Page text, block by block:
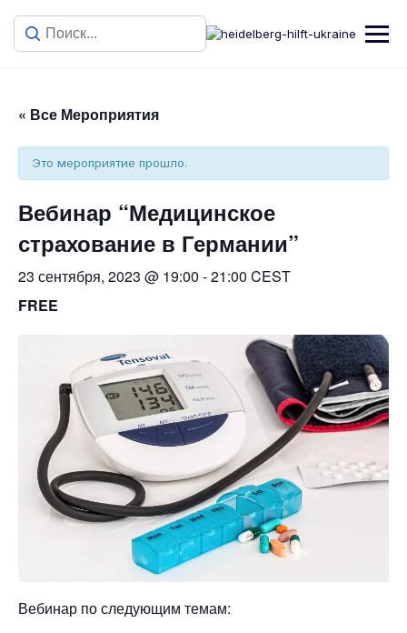
« Все Мероприятия
Это мероприятие прошло.
Вебинар “Медицинское
страхование в Германии”
23 сентября, 2023 @ 19:00 -21:00 CEST
FREE
Вебинар по следующим темам: